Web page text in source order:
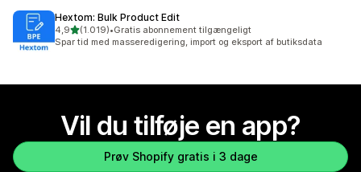
Hextom: Bulk Product Edit
4,9ud af 5 stjerner
(1.019)
1019 anmeldelser i alt
•Gratis abonnement tilgængeligt
Spar tid med masseredigering, import og eksport af butiksdata
Vil du tilføje en app?
Prøv Shopify gratis i 3 dage